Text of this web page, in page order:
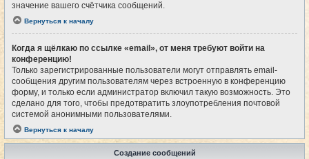
значение вашего счётчика сообщений.
Вернуться к началу
Когда я щёлкаю по ссылке «email», от меня требуют войти на
конференцию!
Только зарегистрированные пользователи могут отправлять email-
сообщения другим пользователям через встроенную в конференцию
форму, и только если администратор включил такую возможность. Это
сделано для того, чтобы предотвратить злоупотребления почтовой
системой анонимными пользователями.
Вернуться к началу
Создание сообщений